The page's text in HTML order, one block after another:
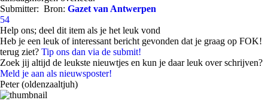
Submitter: Bron: Gazet van Antwerpen
54
Help ons; deel dit item als je het leuk vond
Heb je een leuk of interessant bericht gevonden dat je graag op FOK!
terug ziet? Tip ons dan via de submit!
Zoek jij altijd de leukste nieuwtjes en kun je daar leuk over schrijven?
Meld je aan als nieuwsposter!
Peter (oldenzaaltjuh)